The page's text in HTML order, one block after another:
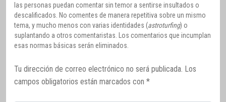
las personas puedan comentar sin temor a sentirse insultados o
descalificados. No comentes de manera repetitiva sobre un mismo
tema, y mucho menos con varias identidades (astroturfing) o
suplantando a otros comentaristas. Los comentarios que incumplan
esas normas básicas serán eliminados.
Tu dirección de correo electrónico no será publicada. Los
campos obligatorios están marcados con *